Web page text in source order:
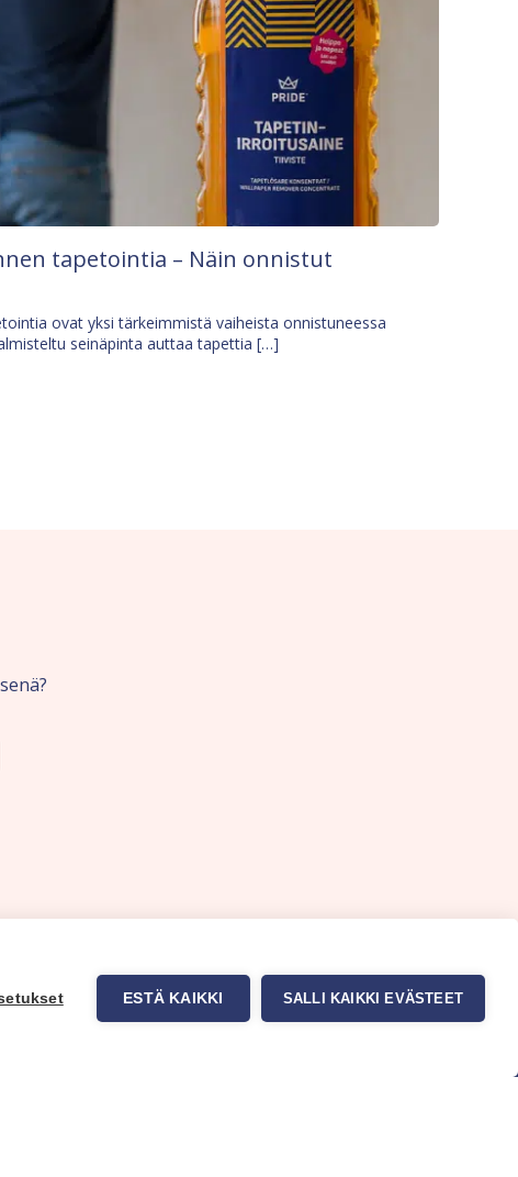
ESTÄ KAIKKI SALLI KAIKKI EVÄSTEET
tapetointia – Näin onnistut
ovat yksi tärkeimmistä vaiheista onnistuneessa
seinäpinta auttaa tapettia […]